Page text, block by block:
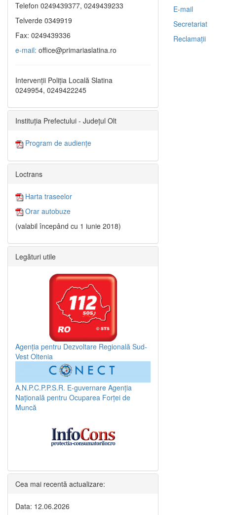
E-mail
Secretariat
Reclamaţii
Telefon 0249439377, 0249439233
Telverde 0349919
Fax: 0249439336
e-mail: office@primariaslatina.ro
Intervenții Poliția Locală Slatina
0249954, 0249422245
Instituția Prefectului - Județul Olt
Program de audiențe
Loctrans
Harta traseelor
Orar autobuze
(valabil începând cu 1 iunie 2018)
Legături utile
Agenția pentru Dezvoltare Regională Sud-
Vest Oltenia
A.N.P.C.P.P.S.R. E-guvernare Agenția
Națională pentru Ocuparea Forței de
Muncă
Cea mai recentă actualizare:
Data: 12.06.2026